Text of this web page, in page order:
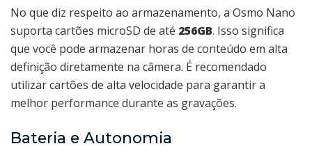
No que diz respeito ao armazenamento, a Osmo Nano
suporta cartões microSD de até 256GB. Isso significa
que você pode armazenar horas de conteúdo em alta
definição diretamente na câmera. É recomendado
utilizar cartões de alta velocidade para garantir a
melhor performance durante as gravações.
Bateria e Autonomia